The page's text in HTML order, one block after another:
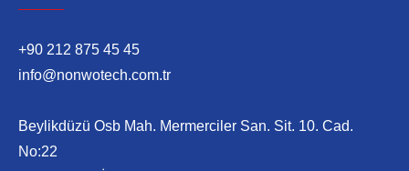
+90 212 875 45 45
info@nonwotech.com.tr
Beylikdüzü Osb Mah. Mermerciler San. Sit. 10. Cad.
No:22